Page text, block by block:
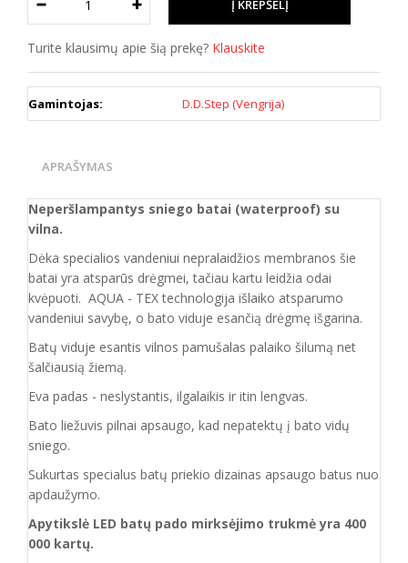
Turite klausimų apie šią prekę? Klauskite
Gamintojas: D.D.Step (Vengrija)
APRAŠYMAS
Neperšlampantys sniego batai (waterproof) su
vilna.
Dėka specialios vandeniui nepralaidžios membranos šie
batai yra atsparūs drėgmei, tačiau kartu leidžia odai
kvėpuoti. AQUA - TEX technologija išlaiko atsparumo
vandeniui savybę, o bato viduje esančią drėgmę išgarina.
Batų viduje esantis vilnos pamušalas palaiko šilumą net
šalčiausią žiemą.
Eva padas - neslystantis, ilgalaikis ir itin lengvas.
Bato liežuvis pilnai apsaugo, kad nepatektų į bato vidų
sniego.
Sukurtas specialus batų priekio dizainas apsaugo batus nuo
apdaužymo.
Apytikslė LED batų pado mirksėjimo trukmė yra 400
000 kartų.